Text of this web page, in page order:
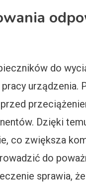
do
urządzenia.
Dzięki
co zwiększa
do
sprawia,